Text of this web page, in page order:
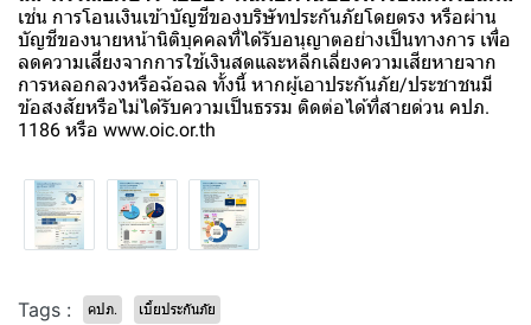
เช่น การโอนเงินเข้าบัญชีของบริษัทประกันภัยโดยตรง หรือผ่าน
บัญชีของนายหน้านิติบุคคลที่ได้รับอนุญาตอย่างเป็นทางการ เพื่อ
ลดความเสี่ยงจากการใช้เงินสดและหลีกเลี่ยงความเสียหายจาก
การหลอกลวงหรือฉ้อฉล ทั้งนี้ หากผู้เอาประกันภัย/ประชาชนมี
ข้อสงสัยหรือไม่ได้รับความเป็นธรรม ติดต่อได้ที่สายด่วน คปภ.
1186 หรือ www.oic.or.th
Tags : คปภ. เบี้ยประกันภัย